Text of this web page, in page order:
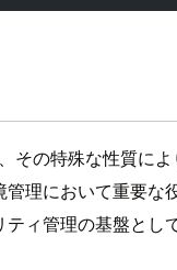
その特殊な性質に
理において重要な
ィ管理の基盤とし